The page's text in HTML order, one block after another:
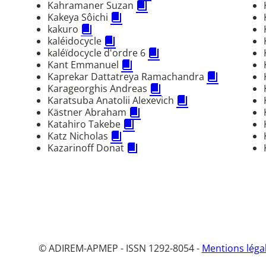
Kahramaner Suzan
Kakeya Sôichi
kakuro
kaléidocycle
kaléïdocycle d'ordre 6
Kant Emmanuel
Kaprekar Dattatreya Ramachandra
Karageorghis Andreas
Karatsuba Anatolii Alexevich
Kästner Abraham
Katahiro Takebe
Katz Nicholas
Kazarinoff Donat
© ADIREM-APMEP - ISSN 1292-8054 - Mentions